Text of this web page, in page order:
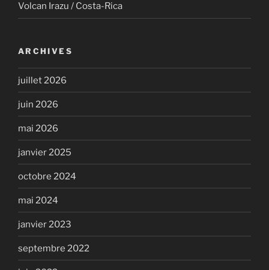
Volcan Irazu / Costa-Rica
ARCHIVES
juillet 2026
juin 2026
mai 2026
janvier 2025
octobre 2024
mai 2024
janvier 2023
septembre 2022